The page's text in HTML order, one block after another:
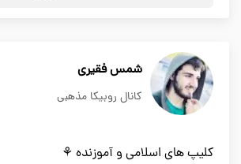
شمس فقیری
کانال روبیکا مذهبی
کلیپ های اسلامی و آموزنده ⚘